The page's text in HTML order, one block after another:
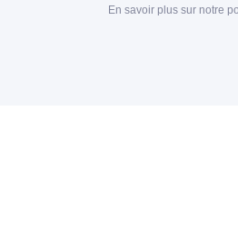
En savoir plus sur notre